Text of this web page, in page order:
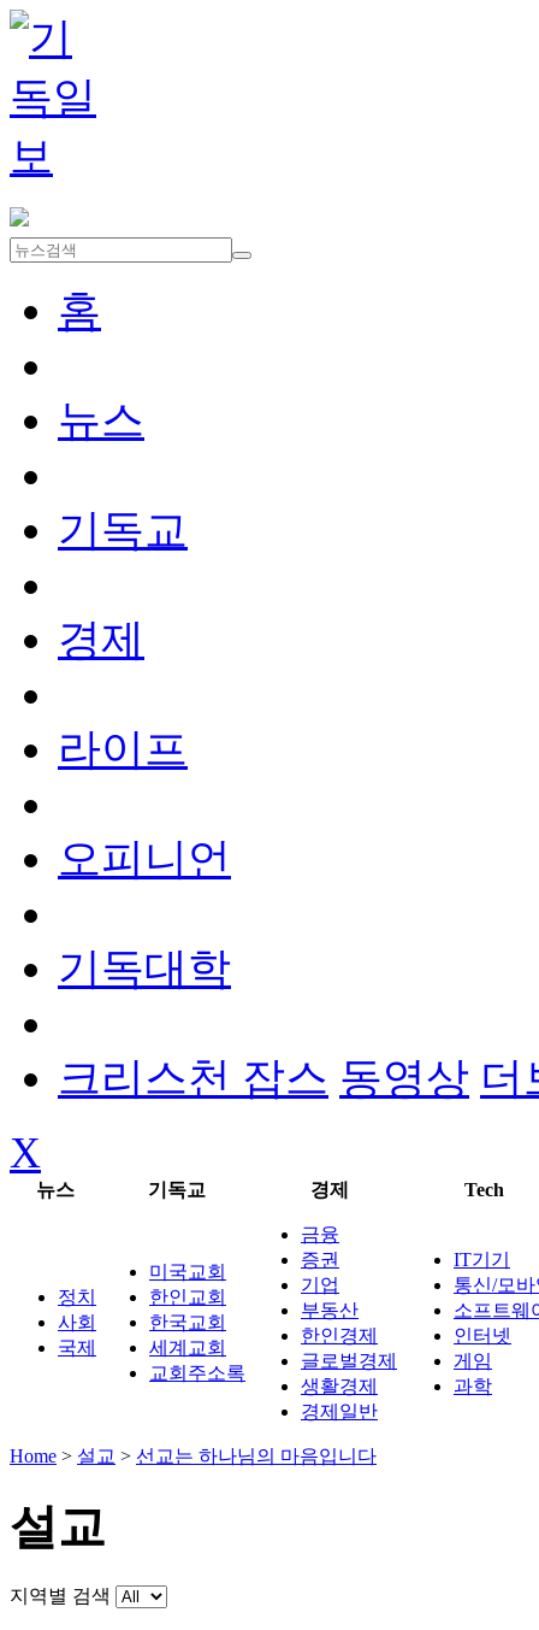
홈
뉴스
기독교
경제
라이프
오피니언
기독대학
크리스천 잡스 동영상 더
X
뉴스 기독교 경제 Tech
정치
사회
국제
미국교회
한인교회
한국교회
세계교회
교회주소록
금융
증권
기업
부동산
한인경제
글로벌경제
생활경제
경제일반
IT기기
통신/모
소프트웨
인터넷
게임
과학
Home > 설교 > 선교는 하나님의 마음입니다
설교
지역별 검색